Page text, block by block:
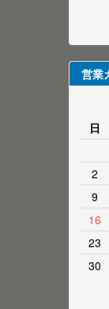
営業
日
2
9
16
23
30